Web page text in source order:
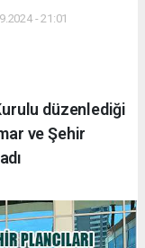
- 21:01
düzenlediği
ve Şehir